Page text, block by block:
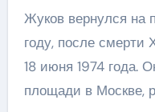
Жуков вернулся на
году, после смерти
18 июня 1974 года.
площади в Москве,